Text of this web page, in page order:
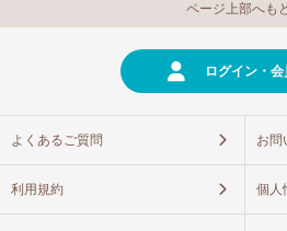
ページ上部へも
ログイン・
よくあるご質問 お問
利用規約 個人